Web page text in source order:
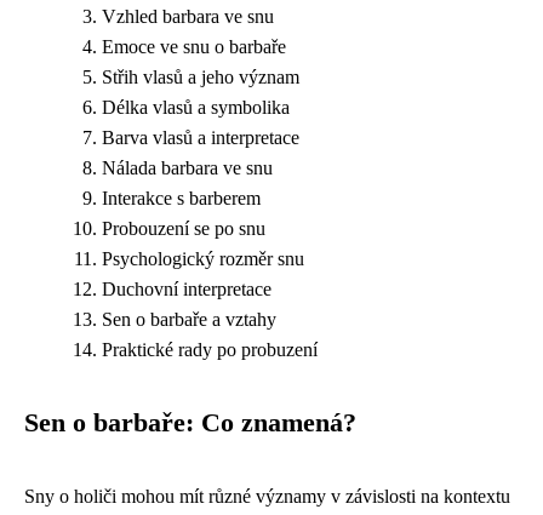
Vzhled barbara ve snu
Emoce ve snu o barbaře
Střih vlasů a jeho význam
Délka vlasů a symbolika
Barva vlasů a interpretace
Nálada barbara ve snu
Interakce s barberem
Probouzení se po snu
Psychologický rozměr snu
Duchovní interpretace
Sen o barbaře a vztahy
Praktické rady po probuzení
Sen o barbaře: Co znamená?
Sny o holiči mohou mít různé významy v závislosti na kontextu